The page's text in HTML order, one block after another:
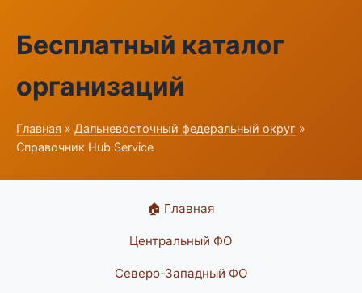
Бесплатный каталог
организаций
Главная » Дальневосточный федеральный округ »
Справочник Hub Service
🏠 Главная
Центральный ФО
Северо-Западный ФО